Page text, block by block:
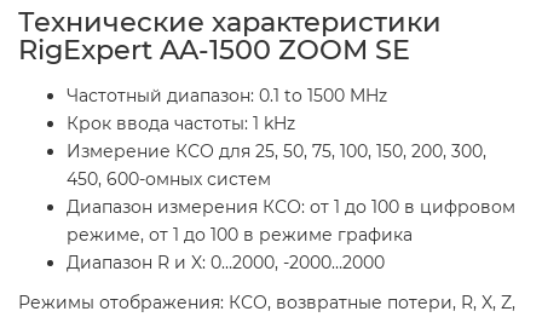
Технические характеристики
RigExpert AA-1500 ZOOM SE
Частотный диапазон: 0.1 to 1500 MHz
Крок ввода частоты: 1 kHz
Измерение КСО для 25, 50, 75, 100, 150, 200, 300,
450, 600-омных систем
Диапазон измерения КСО: от 1 до 100 в цифровом
режиме, от 1 до 100 в режиме графика
Диапазон R и X: 0…2000, -2000…2000
Режимы отображения: КСО, возвратные потери, R, X, Z,